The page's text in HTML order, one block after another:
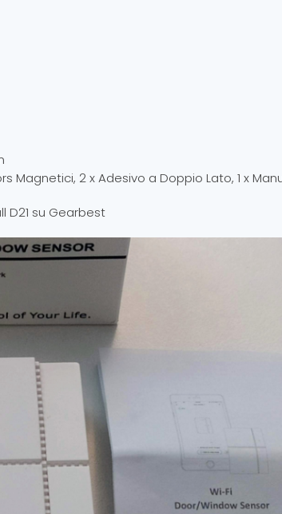
Magnetici, 2 x Adesivo a Doppio Lato, 1 x
D21 su Gearbest